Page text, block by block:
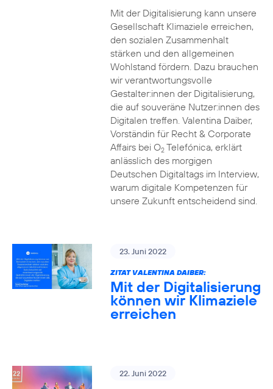
Mit der Digitalisierung kann unsere
Gesellschaft Klimaziele erreichen,
den sozialen Zusammenhalt
stärken und den allgemeinen
Wohlstand fördern. Dazu brauchen
wir verantwortungsvolle
Gestalter:innen der Digitalisierung,
die auf souveräne Nutzer:innen des
Digitalen treffen. Valentina Daiber,
Vorständin für Recht & Corporate
Affairs bei O2Telefónica, erklärt
anlässlich des morgigen
Deutschen Digitaltags im Interview,
warum digitale Kompetenzen für
unsere Zukunft entscheidend sind.
23. Juni 2022
ZITAT VALENTINA DAIBER:
Mit der Digitalisierung
können wir Klimaziele
erreichen
22. Juni 2022